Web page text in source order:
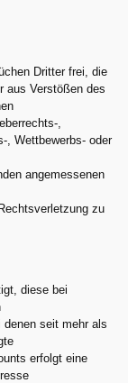
Dritter frei, die
aus Verstößen des
,
, Wettbewerbs- oder
angemessenen
zu
diese bei
seit mehr als
erfolgt eine